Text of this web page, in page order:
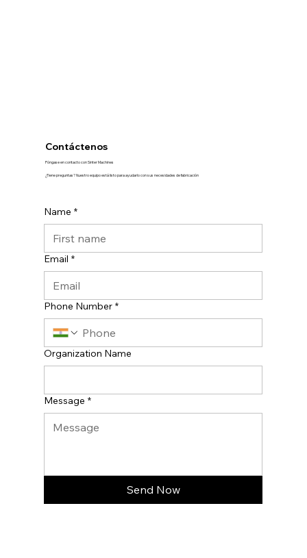
Contáctenos
Póngase en contacto con Sinter Machines
¿Tiene preguntas? Nuestro equipo está listo para ayudarlo con sus necesidades de fabricación
Name *
Email *
Phone Number *
Organization Name
Message *
Send Now